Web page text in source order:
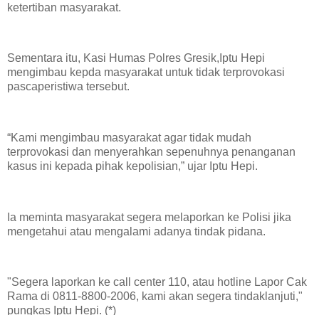
ketertiban masyarakat.
Sementara itu, Kasi Humas Polres Gresik,Iptu Hepi
mengimbau kepda masyarakat untuk tidak terprovokasi
pascaperistiwa tersebut.
“Kami mengimbau masyarakat agar tidak mudah
terprovokasi dan menyerahkan sepenuhnya penanganan
kasus ini kepada pihak kepolisian,” ujar Iptu Hepi.
Ia meminta masyarakat segera melaporkan ke Polisi jika
mengetahui atau mengalami adanya tindak pidana.
"Segera laporkan ke call center 110, atau hotline Lapor Cak
Rama di 0811-8800-2006, kami akan segera tindaklanjuti,"
pungkas Iptu Hepi. (*)